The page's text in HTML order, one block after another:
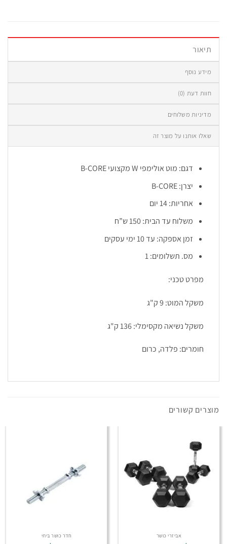
תיאור
מידע נוסף
חוות דעת (0)
מדיניות משלוחים
שאלו אותנו על מוצר זה
דגם: מוט אולימפי W מקצועי B-CORE
יצרן: B-CORE
אחריות: 14 יום
משלוח עד הבית: 150 ש”ח
זמן אספקה: עד 10 ימי עסקים
מס. תשלומים: 1
מפרט טכני:
משקל המוט: 9 ק"ג
משקל נשיאה מקסימלי: 136 ק"ג
חומרים: פלדה, כרום
מוצרים קשורים
אביזרי כושר חדר כושר ביתי